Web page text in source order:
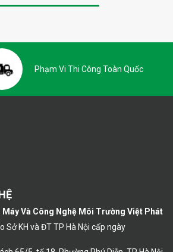
Vi Thi Công Toàn Quốc
Máy Và Công Nghệ Môi Trường Việt Phát
Sở KH và ĐT TP Hà Nội cấp ngày